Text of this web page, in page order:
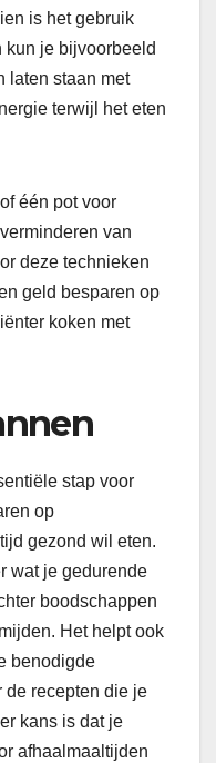
is het gebruik
kun je bijvoorbeeld
laten staan met
terwijl het eten
één pot voor
van
deze technieken
geld besparen op
koken met
stap voor
op
gezond wil eten.
wat je gedurende
boodschappen
Het helpt ook
benodigde
de recepten die je
kans is dat je
afhaalmaaltijden